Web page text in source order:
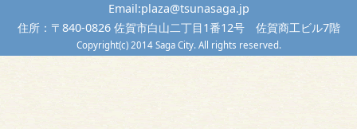
Email:plaza@tsunasaga.jp
住所：〒840-0826 佐賀市白山二丁目1番12号 佐賀商工ビル7階
Copyright(c) 2014 Saga City. All rights reserved.